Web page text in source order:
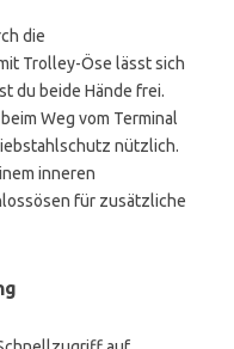
die
Trolley-Öse lässt sich
du beide Hände frei.
Weg vom Terminal
nützlich.
inneren
für zusätzliche